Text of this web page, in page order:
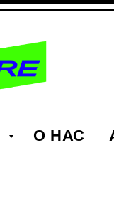
О НАС